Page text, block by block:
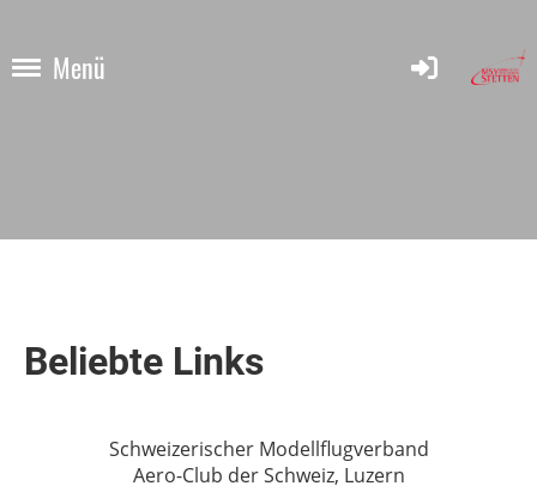
Menü
Beliebte Links
Schweizerischer Modellflugverband
Aero-Club der Schweiz, Luzern